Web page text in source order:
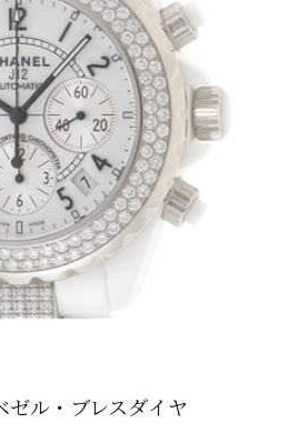
ゼル・ブレスダイヤ